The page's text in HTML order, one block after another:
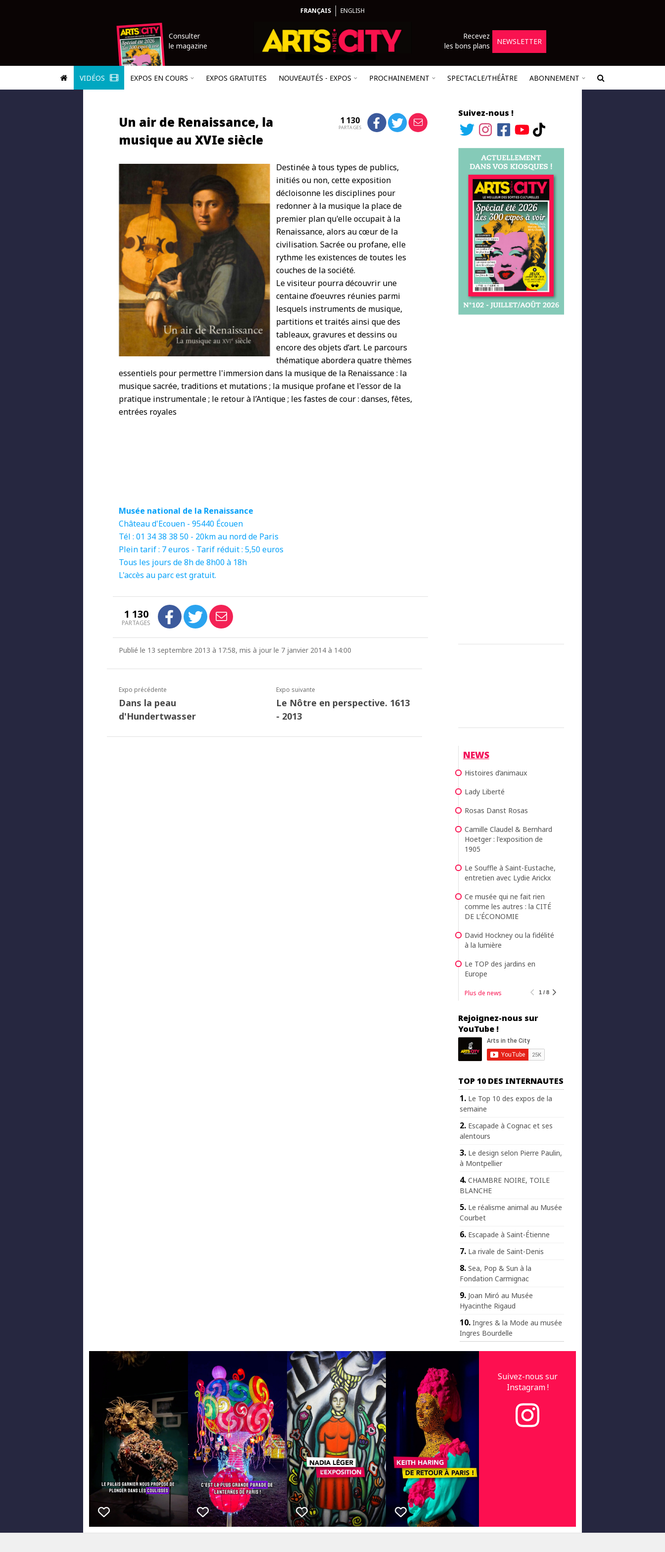
FRANÇAIS ENGLISH
Consulter
le magazine
Recevez
les bons plans
NEWSLETTER
VIDÉOS EXPOS EN COURS EXPOS GRATUITES NOUVEAUTÉS - EXPOS PROCHAINEMENT SPECTACLE/THÉÂTRE ABONNEMENT
Un air de Renaissance, la
musique au XVIe siècle
1 130
PARTAGES
Destinée à tous types de publics,
initiés ou non, cette exposition
décloisonne les disciplines pour
redonner à la musique la place de
premier plan qu'elle occupait à la
Renaissance, alors au cœur de la
civilisation. Sacrée ou profane, elle
rythme les existences de toutes les
couches de la société.
Le visiteur pourra découvrir une
centaine d’oeuvres réunies parmi
lesquels instruments de musique,
partitions et traités ainsi que des
tableaux, gravures et dessins ou
encore des objets d’art. Le parcours
thématique abordera quatre thèmes
essentiels pour permettre l'immersion dans la musique de la Renaissance : la
musique sacrée, traditions et mutations ; la musique profane et l'essor de la
pratique instrumentale ; le retour à l’Antique ; les fastes de cour : danses, fêtes,
entrées royales
Musée national de la Renaissance
Château d'Ecouen - 95440 Écouen
Tél : 01 34 38 38 50 - 20km au nord de Paris
Plein tarif : 7 euros - Tarif réduit : 5,50 euros
Tous les jours de 8h de 8h00 à 18h
L'accès au parc est gratuit.
1 130
PARTAGES
Publié le 13 septembre 2013 à 17:58, mis à jour le 7 janvier 2014 à 14:00
Expo précédente
Dans la peau
d'Hundertwasser
Expo suivante
Le Nôtre en perspective. 1613
- 2013
Suivez-nous !
NEWS
Histoires d’animaux
Lady Liberté
Rosas Danst Rosas
Camille Claudel & Bernhard
Hoetger : l'exposition de
1905
Le Souffle à Saint-Eustache,
entretien avec Lydie Arickx
Ce musée qui ne fait rien
comme les autres : la CITÉ
DE L'ÉCONOMIE
David Hockney ou la fidélité
à la lumière
Le TOP des jardins en
Europe
Plus de news 1 / 8
Rejoignez-nous sur
YouTube !
TOP 10 DES INTERNAUTES
Le Top 10 des expos de la
semaine
Escapade à Cognac et ses
alentours
Le design selon Pierre Paulin,
à Montpellier
CHAMBRE NOIRE, TOILE
BLANCHE
Le réalisme animal au Musée
Courbet
Escapade à Saint-Étienne
La rivale de Saint-Denis
Sea, Pop & Sun à la
Fondation Carmignac
Joan Miró au Musée
Hyacinthe Rigaud
Ingres & la Mode au musée
Ingres Bourdelle
Suivez-nous sur
Instagram !